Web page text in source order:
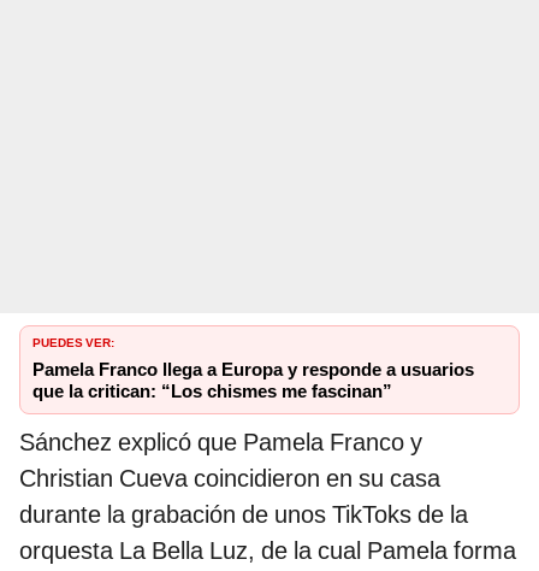
PUEDES VER:
Pamela Franco llega a Europa y responde a usuarios
que la critican: “Los chismes me fascinan”
Sánchez explicó que Pamela Franco y
Christian Cueva coincidieron en su casa
durante la grabación de unos TikToks de la
orquesta La Bella Luz, de la cual Pamela forma